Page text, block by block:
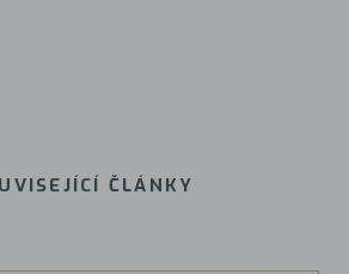
ČLÁNKY